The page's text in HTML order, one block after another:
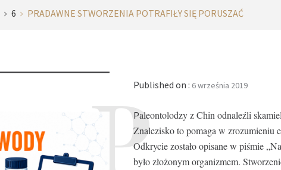
6 PRADAWNE STWORZENIA POTRAFIŁY SIĘ PORUSZAĆ
Published on : 6 września 2019
Paleontolodzy z Chin odnaleźli
Znalezisko to pomaga w zrozumieniu
Odkrycie zostało opisane w piśmie
było złożonym organizmem.